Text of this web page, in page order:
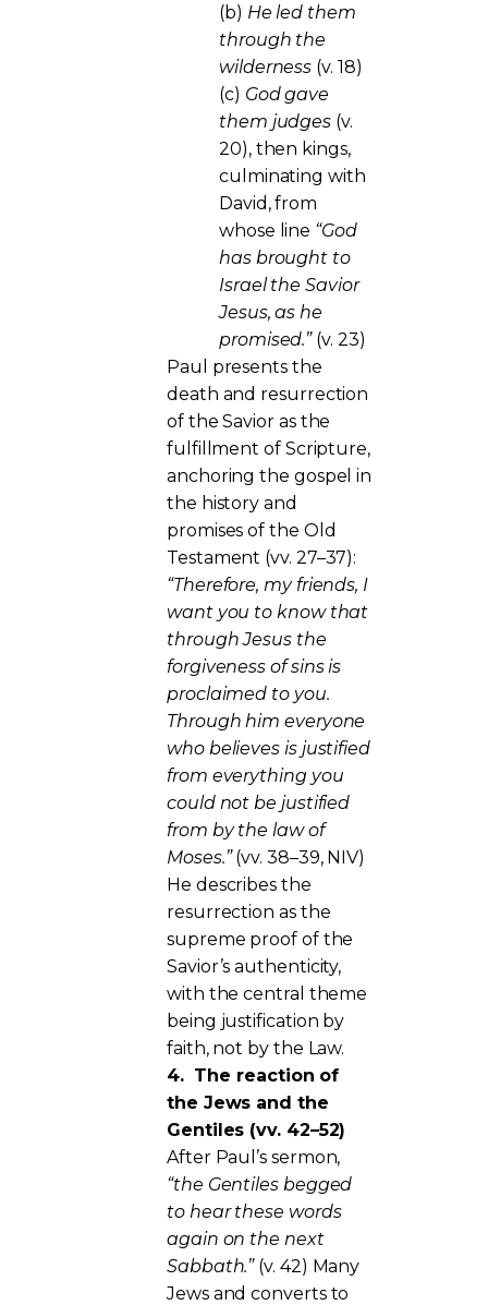
(b) He led them
through the
wilderness (v. 18)
(c) God gave
them judges (v.
20), then kings,
culminating with
David, from
whose line “God
has brought to
Israel the Savior
Jesus, as he
promised.”(v. 23)
Paul presents the
death and resurrection
of the Savior as the
fulfillment of Scripture,
anchoring the gospel in
the history and
promises of the Old
Testament (vv. 27–37):
“Therefore, my friends, I
want you to know that
through Jesus the
forgiveness of sins is
proclaimed to you.
Through him everyone
who believes is justified
from everything you
could not be justified
from by the law of
Moses.”(vv. 38–39, NIV)
He describes the
resurrection as the
supreme proof of the
Savior’s authenticity,
with the central theme
being justification by
faith, not by the Law.
4. The reaction of
the Jews and the
Gentiles (vv. 42–52)
After Paul’s sermon,
“the Gentiles begged
to hear these words
again on the next
Sabbath.”(v. 42) Many
Jews and converts to